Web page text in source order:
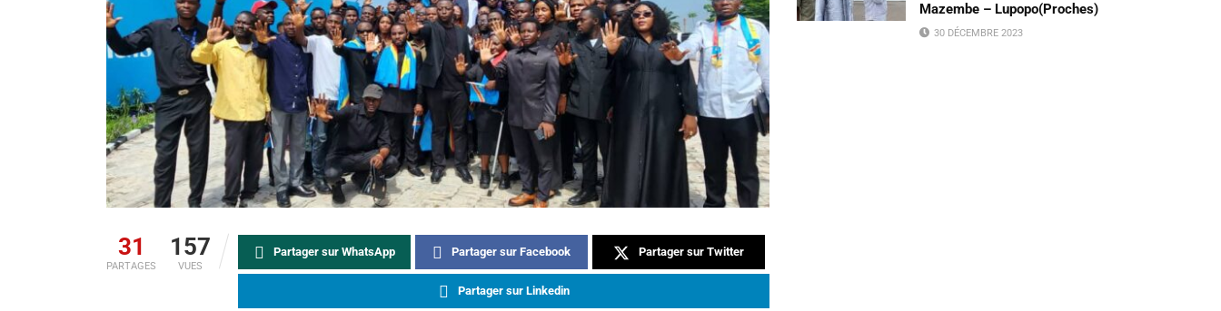
31
PARTAGES
157
VUES
Partager sur WhatsApp Partager sur Facebook Partager sur Twitter
Partager sur Linkedin
Mazembe – Lupopo(Proches)
30 DÉCEMBRE 2023